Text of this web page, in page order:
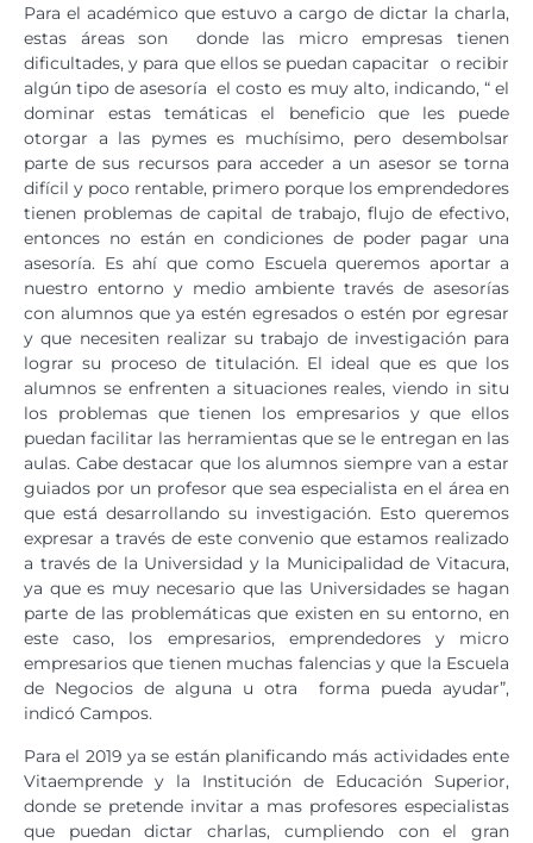
Para el académico que estuvo a cargo de dictar la charla,
estas áreas son donde las micro empresas tienen
dificultades, y para que ellos se puedan capacitar o recibir
algún tipo de asesoría el costo es muy alto, indicando, “ el
dominar estas temáticas el beneficio que les puede
otorgar a las pymes es muchísimo, pero desembolsar
parte de sus recursos para acceder a un asesor se torna
difícil y poco rentable, primero porque los emprendedores
tienen problemas de capital de trabajo, flujo de efectivo,
entonces no están en condiciones de poder pagar una
asesoría. Es ahí que como Escuela queremos aportar a
nuestro entorno y medio ambiente través de asesorías
con alumnos que ya estén egresados o estén por egresar
y que necesiten realizar su trabajo de investigación para
lograr su proceso de titulación. El ideal que es que los
alumnos se enfrenten a situaciones reales, viendo in situ
los problemas que tienen los empresarios y que ellos
puedan facilitar las herramientas que se le entregan en las
aulas. Cabe destacar que los alumnos siempre van a estar
guiados por un profesor que sea especialista en el área en
que está desarrollando su investigación. Esto queremos
expresar a través de este convenio que estamos realizado
a través de la Universidad y la Municipalidad de Vitacura,
ya que es muy necesario que las Universidades se hagan
parte de las problemáticas que existen en su entorno, en
este caso, los empresarios, emprendedores y micro
empresarios que tienen muchas falencias y que la Escuela
de Negocios de alguna u otra forma pueda ayudar”,
indicó Campos.
Para el 2019 ya se están planificando más actividades ente
Vitaemprende y la Institución de Educación Superior,
donde se pretende invitar a mas profesores especialistas
que puedan dictar charlas, cumpliendo con el gran